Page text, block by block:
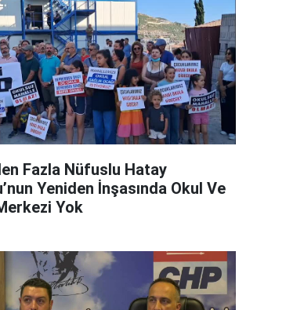
Fazla Nüfuslu Hatay
Yeniden İnşasında Okul Ve
Yok